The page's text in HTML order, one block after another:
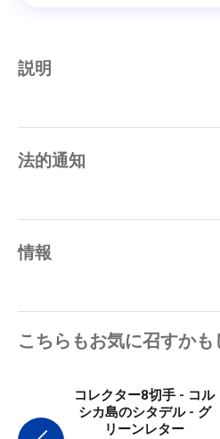
説明
法的通知
情報
こちらもお気に召すかも
コレクター8切手 - コル
シカ島のシタデル - グ
リーンレター